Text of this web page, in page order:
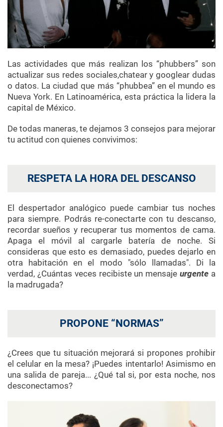
Las actividades que más realizan los “phubbers” son
actualizar sus redes sociales,chatear y googlear dudas
o datos. La ciudad que más “phubbea” en el mundo es
Nueva York. En Latinoamérica, esta práctica la lidera la
capital de México.
De todas maneras, te dejamos 3 consejos para mejorar
tu actitud con quienes convivimos:
RESPETA LA HORA DEL DESCANSO
El despertador analógico puede cambiar tus noches
para siempre. Podrás re-conectarte con tu descanso,
recordar sueños y recuperar tus momentos de cama.
Apaga el móvil al cargarle batería de noche. Si
consideras que esto es demasiado, puedes dejarlo en
otra habitación en el modo "sólo llamadas". Di la
verdad, ¿Cuántas veces recibiste un mensajeurgente a
la madrugada?
PROPONE “NORMAS”
¿Crees que tu situación mejorará si propones prohibir
el celular en la mesa? ¡Puedes intentarlo! Asimismo en
una salida de pareja... ¿Qué tal si, por esta noche, nos
desconectamos?